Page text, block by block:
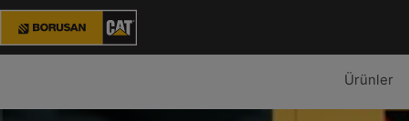
Ürünler